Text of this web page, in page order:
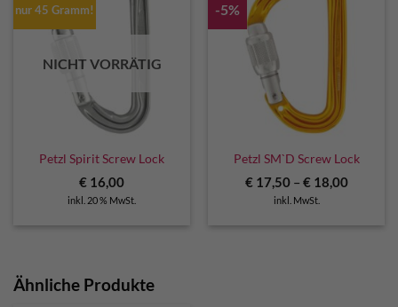
nur 45 Gramm!
NICHT VORRÄTIG
Petzl Spirit Screw Lock
€ 16,00
inkl. 20 % MwSt.
-5%
Petzl SM`D Screw Lock
€17,50– €18,00
inkl. MwSt.
Ähnliche Produkte